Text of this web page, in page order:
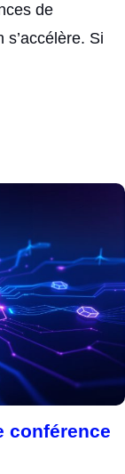
de
s’accélère. Si
conférence